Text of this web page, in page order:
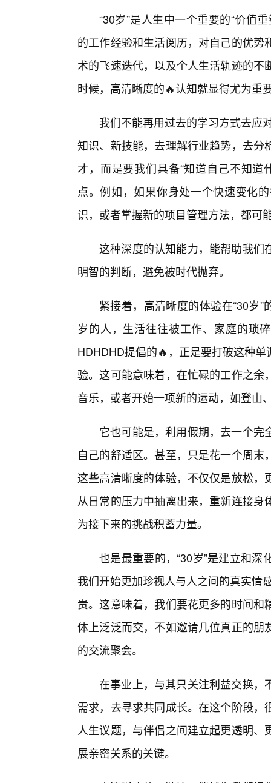
“30岁”是人生中一个重要的“价值
的工作经验和生活阅历，对自己的优
术的飞速迭代，以及个人生活轨迹的
时候，高清晰度的🔥认知就显得尤为重
我们不能再用过去的学习方式去应
知识、新技能，去理解行业趋势，去
才，而是要我们具备“知道自己不知
点。例如，如果你身处一个快速变化
识，或者掌握新的项目管理方法，都可
这种深度的认知能力，能帮助我们
明智的判断，避免被时代抛弃。
紧接着，高清晰度的体验在“30岁
岁的人，生活往往被工作、家庭的琐
HDHDHD提倡的🔥，正是要打破这种
验。这可能意味着，在忙碌的工作之
音乐，或者开始一项新的运动，如登山
它也可能是，利用假期，去一个
自己的舒适区。甚至，只是花一个周
这些高清晰度的体验，不仅仅是放松
从日常的压力中抽离出来，重新连接
为接下来的挑战积蓄力量。
也是最重要的，“30岁”是建立和
我们开始更加珍视人与人之间的真实情
贵。这意味着，我们要花更多的时间
体上泛泛而交，不如邀请几位真正的
的交流聚会。
在事业上，与其只关注利益交换，
需求，去寻求共同成长。在这个阶段
人生议题，与伴侣之间建立起更透明
展亲密关系的关键。